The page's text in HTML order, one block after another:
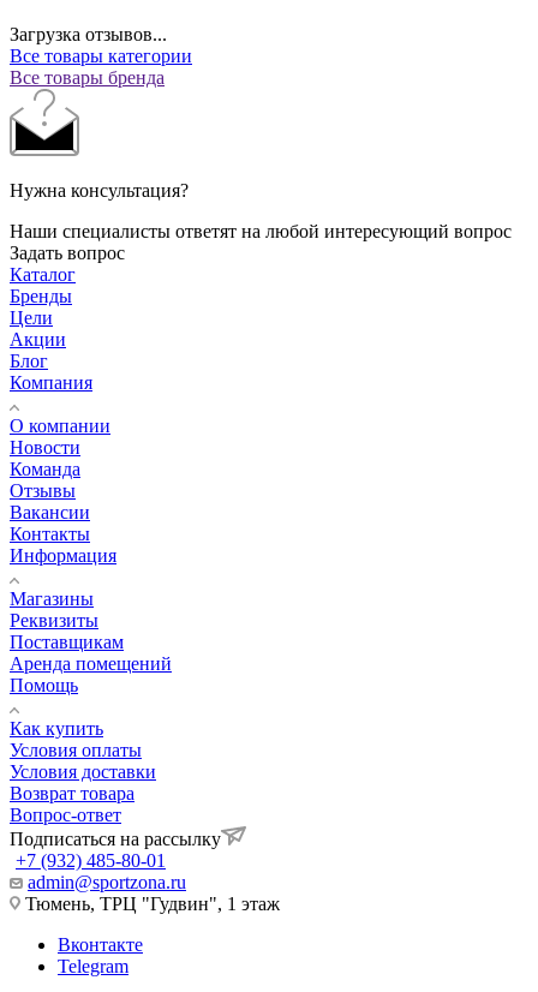
Загрузка отзывов...
Все товары категории
Все товары бренда
Нужна консультация?
Наши специалисты ответят на любой интересующий вопрос
Задать вопрос
Каталог
Бренды
Цели
Акции
Блог
Компания
О компании
Новости
Команда
Отзывы
Вакансии
Контакты
Информация
Магазины
Реквизиты
Поставщикам
Аренда помещений
Помощь
Как купить
Условия оплаты
Условия доставки
Возврат товара
Вопрос-ответ
Подписаться на рассылку
+7 (932) 485-80-01
admin@sportzona.ru
Тюмень, ТРЦ "Гудвин", 1 этаж
Вконтакте
Telegram